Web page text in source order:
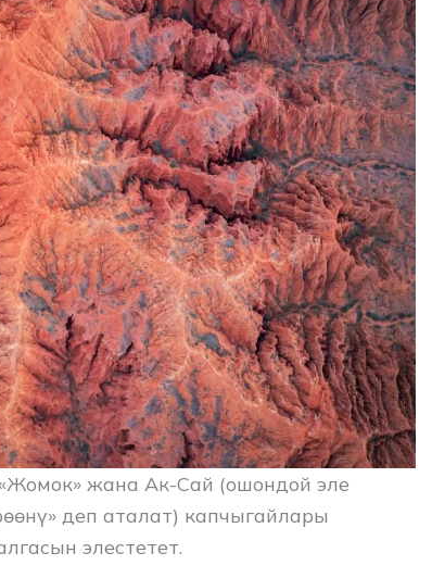
жана Ак-Сай (ошондой эле
деп аталат) капчыгайлары
элестетет.